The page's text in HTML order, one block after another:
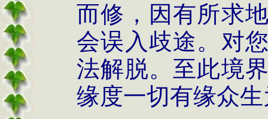
而修，因有所求
会误入歧途。对
法解脱。至此境
缘度一切有缘众